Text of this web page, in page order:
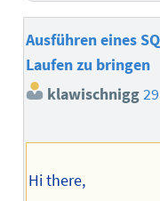
Ausführen eines
Laufen zu bringen
klawischnigg
Hi there,